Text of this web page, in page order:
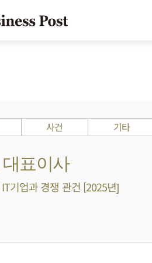
사건 기타
표이사
기업과 경쟁 관건 [2025년]